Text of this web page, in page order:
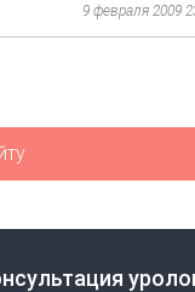
9 февраля 2009